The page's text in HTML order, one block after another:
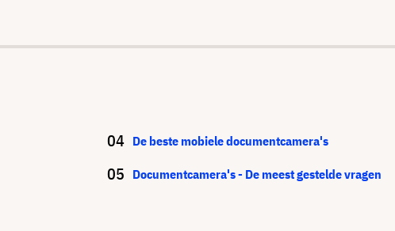
De beste mobiele documentcamera's
Documentcamera's - De meest gestelde vragen